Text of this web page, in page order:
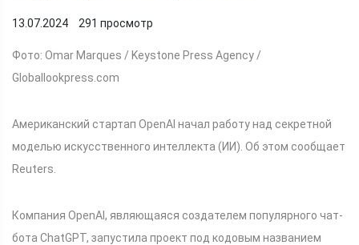
13.07.2024 291 просмотр
Фото: Omar Marques / Keystone Press Agency /
Globallookpress.com
Американский стартап OpenAI начал работу над секретной
моделью искусственного интеллекта (ИИ). Об этом сообщает
Reuters.
Компания OpenAI, являющаяся создателем популярного чат-
бота ChatGPT, запустила проект под кодовым названием